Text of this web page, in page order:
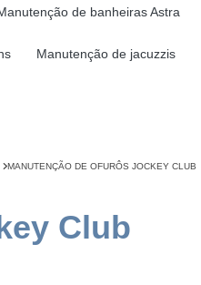
de banheiras Astra
Manutenção de jacuzzis
MANUTENÇÃO DE OFURÔS JOCKEY CLUB
Club